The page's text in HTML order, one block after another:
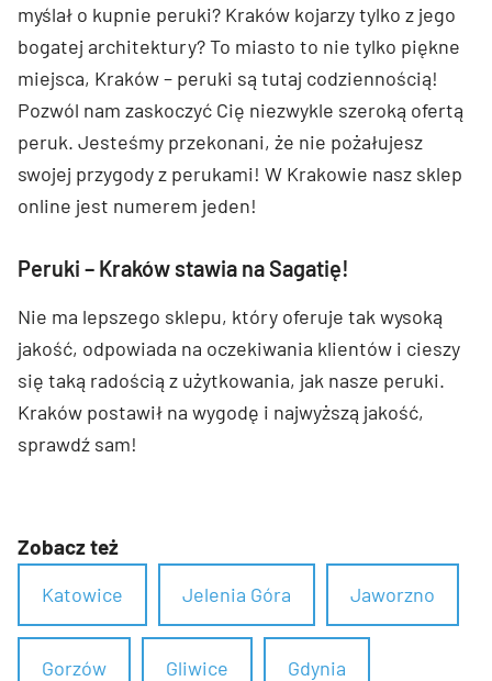
myślał o kupnie peruki? Kraków kojarzy tylko z jego
bogatej architektury? To miasto to nie tylko piękne
miejsca, Kraków – peruki są tutaj codziennością!
Pozwól nam zaskoczyć Cię niezwykle szeroką ofertą
peruk. Jesteśmy przekonani, że nie pożałujesz
swojej przygody z perukami! W Krakowie nasz sklep
online jest numerem jeden!
Peruki – Kraków stawia na Sagatię!
Nie ma lepszego sklepu, który oferuje tak wysoką
jakość, odpowiada na oczekiwania klientów i cieszy
się taką radością z użytkowania, jak nasze peruki.
Kraków postawił na wygodę i najwyższą jakość,
sprawdź sam!
Zobacz też
Katowice Jelenia Góra Jaworzno
Gorzów Gliwice Gdynia